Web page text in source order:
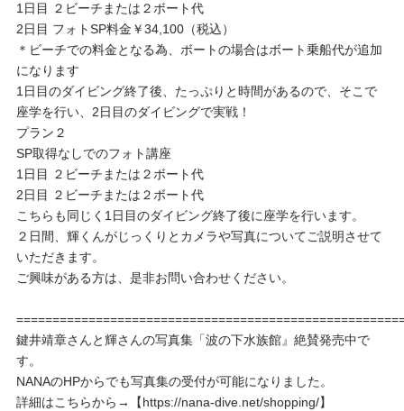
1日目 ２ビーチまたは２ボート代
2日目 フォトSP料金￥34,100（税込）
＊ビーチでの料金となる為、ボートの場合はボート乗船代が追加
になります
1日目のダイビング終了後、たっぷりと時間があるので、そこで
座学を行い、2日目のダイビングで実戦！
プラン２
SP取得なしでのフォト講座
1日目 ２ビーチまたは２ボート代
2日目 ２ビーチまたは２ボート代
こちらも同じく1日目のダイビング終了後に座学を行います。
２日間、輝くんがじっくりとカメラや写真についてご説明させて
いただきます。
ご興味がある方は、是非お問い合わせください。
鍵井靖章さんと輝さんの写真集「波の下水族館』絶賛発売中で
す。
NANAのHPからでも写真集の受付が可能になりました。
詳細はこちらから→【https://nana-dive.net/shopping/】